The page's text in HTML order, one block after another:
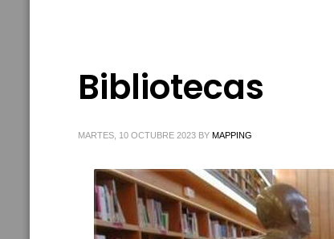
Bibliotecas
MARTES, 10 OCTUBRE 2023 BY MAPPING